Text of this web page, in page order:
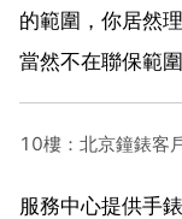
的範圍，你居然
當然不在聯保範
10樓：北京鐘錶客
服務中心提供手